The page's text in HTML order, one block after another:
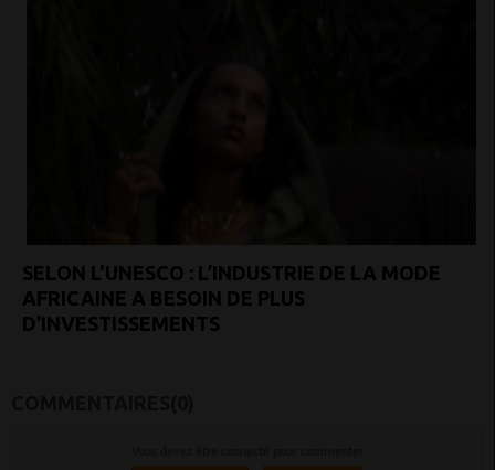
SELON L'UNESCO : L’INDUSTRIE DE LA MODE
AFRICAINE A BESOIN DE PLUS
D’INVESTISSEMENTS